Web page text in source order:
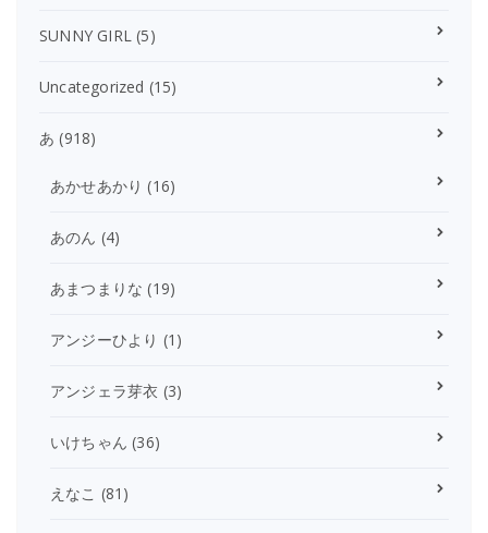
SUNNY GIRL (5)
Uncategorized (15)
あ (918)
あかせあかり (16)
あのん (4)
あまつまりな (19)
アンジーひより (1)
アンジェラ芽衣 (3)
いけちゃん (36)
えなこ (81)